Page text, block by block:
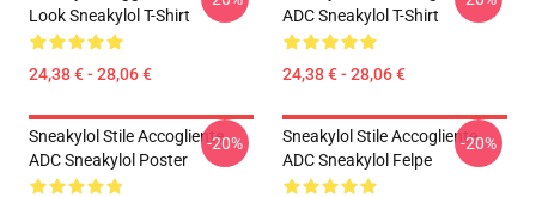
Look Sneakylol T-Shirt
24,38 € - 28,06 €
ADC Sneakylol T-Shirt
24,38 € - 28,06 €
Sneakylol Stile Accogliente
ADC Sneakylol Poster
-20%
Sneakylol Stile Accogliente
ADC Sneakylol Felpe
-20%